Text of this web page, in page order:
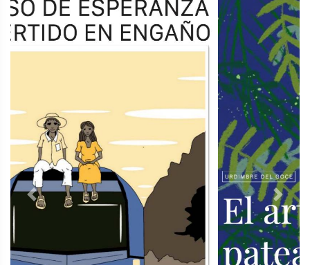
Previous Next